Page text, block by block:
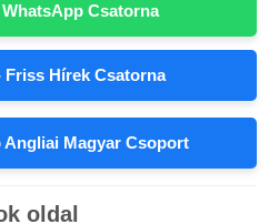
Csatorna
Friss Hírek Csatorna
Angliai Magyar Csoport
oldal